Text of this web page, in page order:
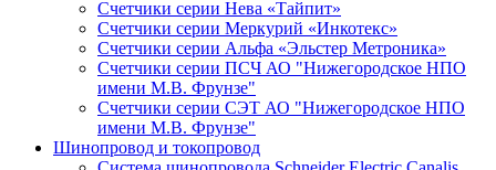
Счетчики серии Нева «Тайпит»
Счетчики серии Меркурий «Инкотекс»
Счетчики серии Альфа «Эльстер Метроника»
Счетчики серии ПСЧ АО "Нижегородское НПО
имени М.В. Фрунзе"
Счетчики серии СЭТ АО "Нижегородское НПО
имени М.В. Фрунзе"
Шинопровод и токопровод